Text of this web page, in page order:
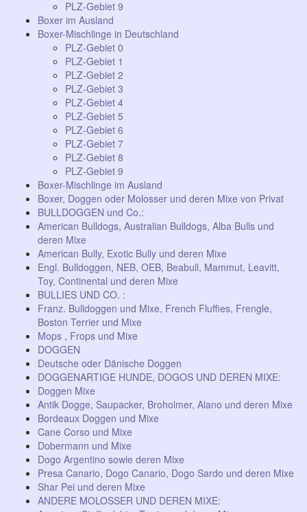
PLZ-Gebiet 9
Boxer im Ausland
Boxer-Mischlinge in Deutschland
PLZ-Gebiet 0
PLZ-Gebiet 1
PLZ-Gebiet 2
PLZ-Gebiet 3
PLZ-Gebiet 4
PLZ-Gebiet 5
PLZ-Gebiet 6
PLZ-Gebiet 7
PLZ-Gebiet 8
PLZ-Gebiet 9
Boxer-Mischlinge im Ausland
Boxer, Doggen oder Molosser und deren Mixe von Privat
BULLDOGGEN und Co.:
American Bulldogs, Australian Bulldogs, Alba Bulls und
deren Mixe
American Bully, Exotic Bully und deren Mixe
Engl. Bulldoggen, NEB, OEB, Beabull, Mammut, Leavitt,
Toy, Continental und deren Mixe
BULLIES UND CO. :
Franz. Bulldoggen und Mixe, French Fluffies, Frengle,
Boston Terrier und Mixe
Mops , Frops und Mixe
DOGGEN
Deutsche oder Dänische Doggen
DOGGENARTIGE HUNDE, DOGOS UND DEREN MIXE:
Doggen Mixe
Antik Dogge, Saupacker, Broholmer, Alano und deren Mixe
Bordeaux Doggen und Mixe
Cane Corso und Mixe
Dobermann und Mixe
Dogo Argentino sowie deren Mixe
Presa Canario, Dogo Canario, Dogo Sardo und deren Mixe
Shar Pei und deren Mixe
ANDERE MOLOSSER UND DEREN MIXE: